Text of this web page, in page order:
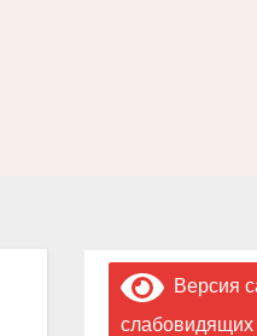
Версия
слабовидящих